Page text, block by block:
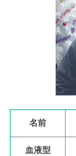
名前
血液型